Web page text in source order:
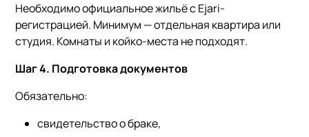
Необходимо официальное жильё с Ejari-
регистрацией. Минимум — отдельная квартира или
студия. Комнаты и койко-места не подходят.
Шаг 4. Подготовка документов
Обязательно:
свидетельство о браке,